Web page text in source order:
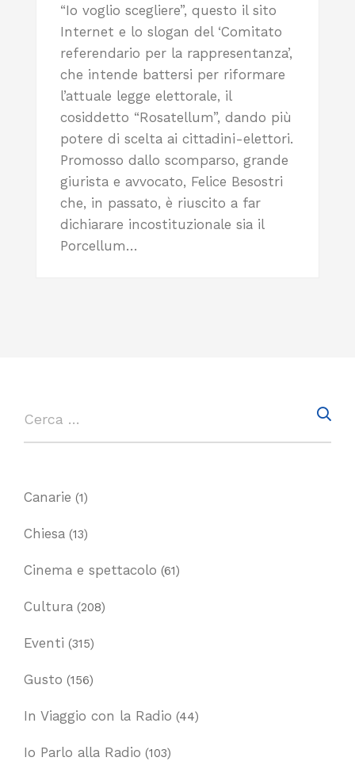
“Io voglio scegliere”, questo il sito
Internet e lo slogan del ‘Comitato
referendario per la rappresentanza’,
che intende battersi per riformare
l’attuale legge elettorale, il
cosiddetto “Rosatellum”, dando più
potere di scelta ai cittadini-elettori.
Promosso dallo scomparso, grande
giurista e avvocato, Felice Besostri
che, in passato, è riuscito a far
dichiarare incostituzionale sia il
Porcellum…
Canarie (1)
Chiesa (13)
Cinema e spettacolo (61)
Cultura (208)
Eventi (315)
Gusto (156)
In Viaggio con la Radio (44)
Io Parlo alla Radio (103)